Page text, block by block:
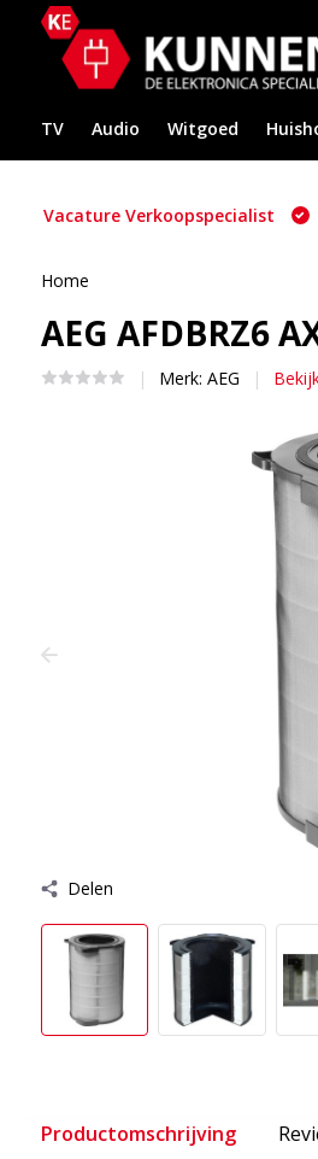
TV Audio Witgoed
Vacature Verkoopspecialist
Home
AEG AFDBRZ6
Merk: AEG
Delen
Productomschrijving